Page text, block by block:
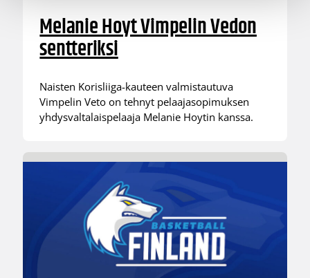
Melanie Hoyt Vimpelin Vedon
sentteriksi
Naisten Korisliiga-kauteen valmistautuva
Vimpelin Veto on tehnyt pelaajasopimuksen
yhdysvaltalaispelaaja Melanie Hoytin kanssa.